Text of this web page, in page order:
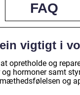
FAQ
vigtigt i
opretholde og
og hormoner samt
og